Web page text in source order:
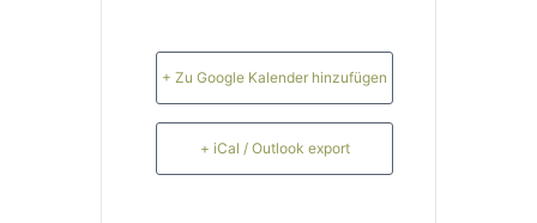
+ Zu Google Kalender hinzufügen
+ iCal / Outlook export